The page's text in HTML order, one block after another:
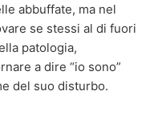
abbuffate, ma nel
se stessi al di fuori
patologia,
a dire “io sono”
del suo disturbo.